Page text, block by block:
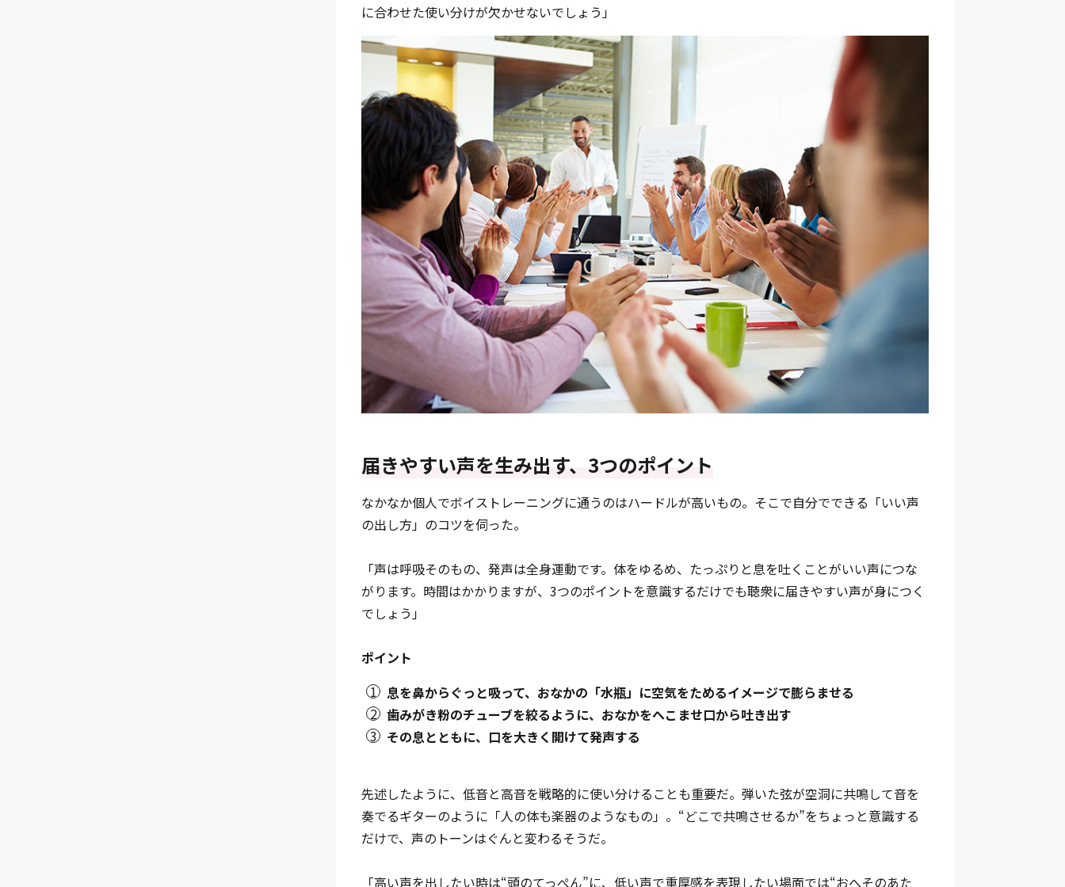
に合わせた使い分けが欠かせないでしょう」
届きやすい声を生み出す、3つのポイント
なかなか個人でボイストレーニングに通うのはハードルが高いもの。そこで自分でできる「いい声
の出し方」のコツを伺った。
「声は呼吸そのもの、発声は全身運動です。体をゆるめ、たっぷりと息を吐くことがいい声につな
がります。時間はかかりますが、3つのポイントを意識するだけでも聴衆に届きやすい声が身につく
でしょう」
ポイント
息を鼻からぐっと吸って、おなかの「水瓶」に空気をためるイメージで膨らませる
歯みがき粉のチューブを絞るように、おなかをへこませ口から吐き出す
その息とともに、口を大きく開けて発声する
先述したように、低音と高音を戦略的に使い分けることも重要だ。弾いた弦が空洞に共鳴して音を
奏でるギターのように「人の体も楽器のようなもの」。“どこで共鳴させるか”をちょっと意識する
だけで、声のトーンはぐんと変わるそうだ。
「高い声を出したい時は“頭のてっぺん”に、低い声で重厚感を表現したい場面では“おへそのあた